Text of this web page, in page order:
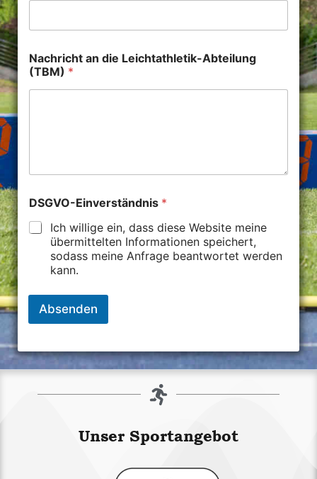
Nachricht an die Leichtathletik-Abteilung
(TBM) *
DSGVO-Einverständnis *
Ich willige ein, dass diese Website meine
übermittelten Informationen speichert,
sodass meine Anfrage beantwortet werden
kann.
Absenden
Unser Sportangebot